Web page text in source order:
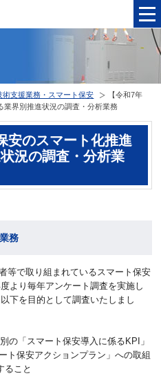
術支援業務・スマート保安
【令和7年
業界別推進状況の調査・分析業務
安のスマート化推進
況の調査・分析業
務
等で取り組まれているスマート保安
より毎年アンケート調査を実施し
下を目的として調査いたしまし
の「スマート保安導入に係るKPI」
ト保安アクションプラン」への取組
ること